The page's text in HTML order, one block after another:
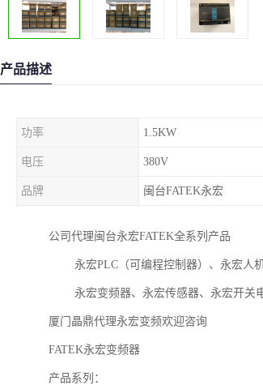
产品描述
功率 1.5KW
电压 380V
品牌 闽台FATEK永宏
公司代理闽台永宏FATEK全系列产品
永宏PLC（可编程控制器）、永宏人机
永宏变频器、永宏传感器、永宏开关电
厦门晶鼎代理永宏变频欢迎咨询
FATEK永宏变频器
产品系列：